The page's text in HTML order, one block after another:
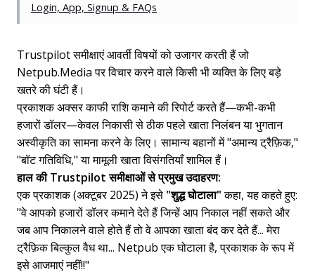
Login, App, Signup & FAQs
Trustpilot समीक्षाएं आवर्ती विषयों को उजागर करती हैं जो
Netpub.Media पर विचार करने वाले किसी भी व्यक्ति के लिए बड़े
खतरे की घंटी हैं।
प्रकाशक अक्सर काफी राशि कमाने की रिपोर्ट करते हैं—कभी-कभी
हजारों डॉलर—केवल निकासी से ठीक पहले खाता निलंबन या भुगतान
अस्वीकृति का सामना करने के लिए। सामान्य बहानों में "अमान्य ट्रैफ़िक,"
"बॉट गतिविधि," या मामूली खाता विसंगतियाँ शामिल हैं।
हाल की Trustpilot समीक्षाओं से प्रमुख उदाहरण:
एक प्रकाशक (अक्टूबर 2025) ने इसे "शुद्ध घोटाला"कहा, यह कहते हुए:
"वे आपको हजारों डॉलर कमाने देते हैं जिन्हें आप निकाल नहीं सकते और
जब आप निकालने वाले होते हैं तो वे आपका खाता बंद कर देते हैं... मेरा
ट्रैफ़िक बिल्कुल वैध था... Netpub एक घोटाला है, प्रकाशक के रूप में
इसे आजमाएं नहीं!!"